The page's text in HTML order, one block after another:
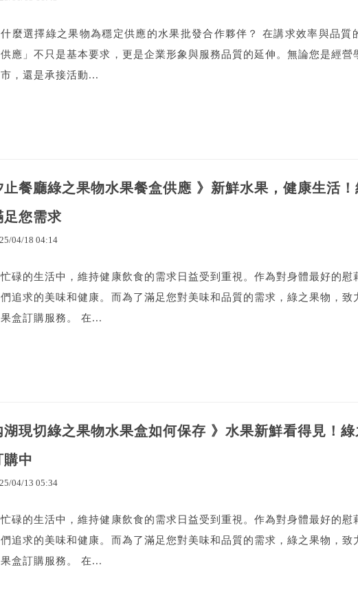
麼選擇綠之果物為穩定供應的水果批發合作夥伴？ 在講求效率與品質
應」不只是基本要求，更是企業形象與服務品質的延伸。無論您是經營
，還是承接活動...
止餐廳綠之果物水果餐盒供應 》新鮮水果，健康生活
足您需求
/04/18 04:14
碌的生活中，維持健康飲食的需求日益受到重視。作為對身體最好的慰
追求的美味和健康。而為了滿足您對美味和品質的需求，綠之果物，致
盒訂購服務。 在...
湖現切綠之果物水果盒如何保存 》水果新鮮看得見！
購中
/04/13 05:34
碌的生活中，維持健康飲食的需求日益受到重視。作為對身體最好的慰
追求的美味和健康。而為了滿足您對美味和品質的需求，綠之果物，致
盒訂購服務。 在...